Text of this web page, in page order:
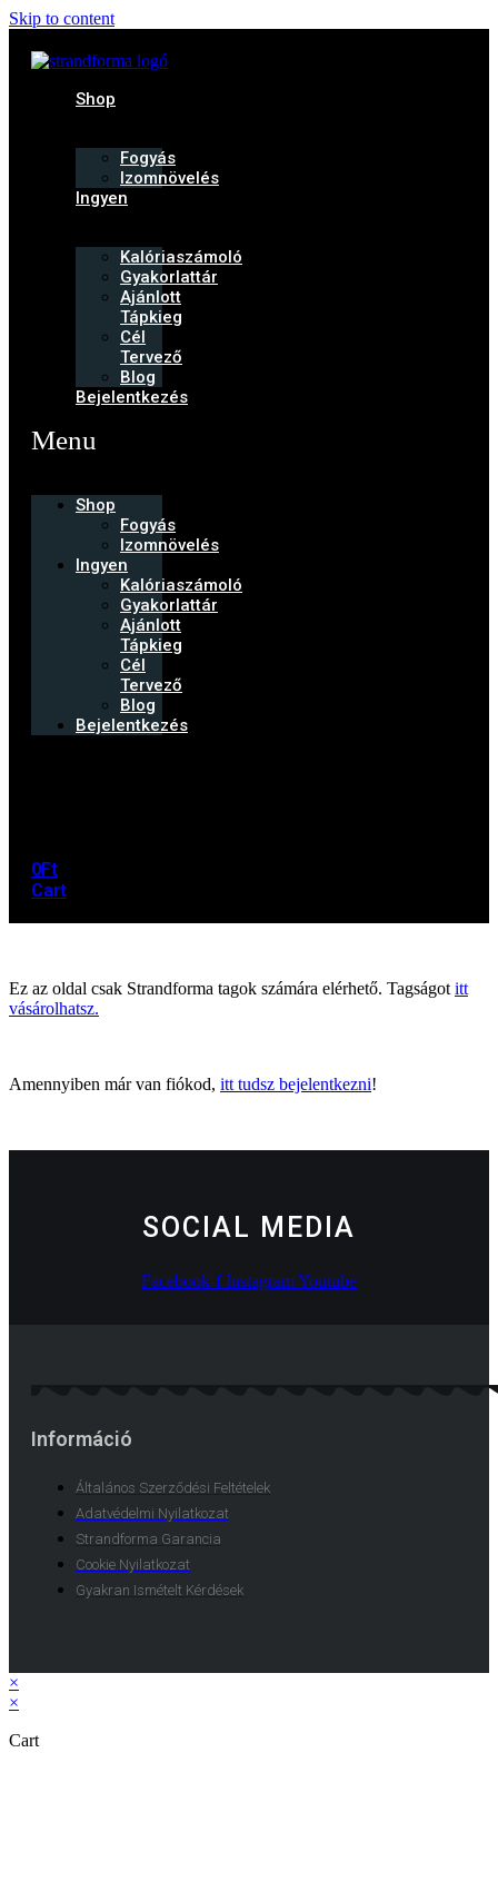
Skip to content
Shop
Fogyás
Izomnövelés
Ingyen
Kalóriaszámoló
Gyakorlattár
Ajánlott
Tápkieg
Cél
Tervező
Blog
Bejelentkezés
Menu
Shop
Fogyás
Izomnövelés
Ingyen
Kalóriaszámoló
Gyakorlattár
Ajánlott
Tápkieg
Cél
Tervező
Blog
Bejelentkezés
0Ft
Cart
Ez az oldal csak Strandforma tagok számára elérhető. Tagságot itt
vásárolhatsz.
Amennyiben már van fiókod, itt tudsz bejelentkezni!
SOCIAL MEDIA
Facebook-f InstagramYoutube
Információ
Általános Szerződési Feltételek
Adatvédelmi Nyilatkozat
Strandforma Garancia
Cookie Nyilatkozat
Gyakran Ismételt Kérdések
×
×
Cart